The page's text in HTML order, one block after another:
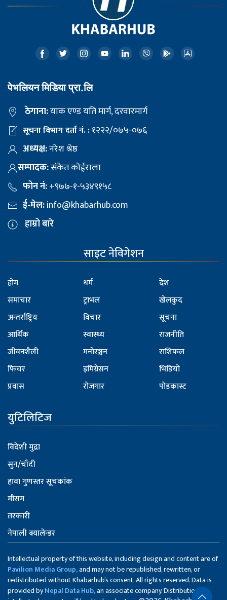
पेभलियन मिडिया प्रा.लि
ठेगाना:याक एण्ड यति मार्ग, दरवारमार्ग
सूचना विभाग दर्ता नं. :१२२२/०७५-०७६
अध्यक्ष:नरेश श्रेष्ठ
सम्पादक:संकेत कोईराला
फोन नं:+९७७-१-५३४९१५८
ई-मेल:info@khabarhub.com
हाम्रो बारे
साइट नेविगेशन
होम
समाचार
अन्तर्राष्ट्रिय
आर्थिक
जीवनशैली
फिचर
प्रवास
धर्म
ट्राभल
विचार
स्वास्थ्य
मनोरञ्जन
इमिग्रेसन
रोजगार
देश
खेलकुद
सूचना
राजनीति
राशिफल
भिडियो
पोडकास्ट
युटिलिटिज
विदेशी मुद्रा
सुन/चाँदी
हावा गुणस्तर सूचकांक
मौसम
तरकारी
नेपाली क्यालेन्डर
Intellectual property of this website, including design and content are of
Pavilion Media Group,and may not be republished, rewritten, or
redistributed without Khabarhub’s consent. All rights reserved. Data is
provided byNepal Data Hub,an associate company. Distribution of